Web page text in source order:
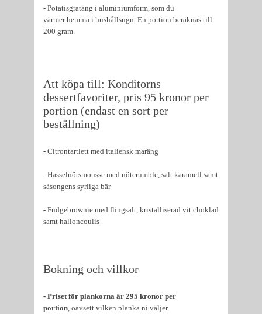
- Potatisgratäng i aluminiumform, som du
värmer hemma i hushållsugn. En portion beräknas till
200 gram.
Att köpa till: Konditorns
dessertfavoriter, pris 95 kronor per
portion (endast en sort per
beställning)
- Citrontartlett med italiensk maräng
- Hasselnötsmousse med nötcrumble, salt karamell samt
säsongens syrliga bär
- Fudgebrownie med flingsalt, kristalliserad vit choklad
samt halloncoulis
Bokning och villkor
- Priset för plankorna är 295 kronor per
portion , oavsett vilken planka ni väljer.